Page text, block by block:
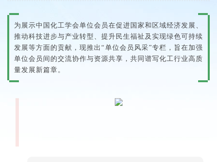
为展示中国化工学会单位会员在促进国家和区域经济发展、
推动科技进步与产业转型、提升民生福祉及实现绿色可持续
发展等方面的贡献，现推出“单位会员风采”专栏，旨在加强
单位会员间的交流协作与资源共享，共同谱写化工行业高质
量发展新篇章。